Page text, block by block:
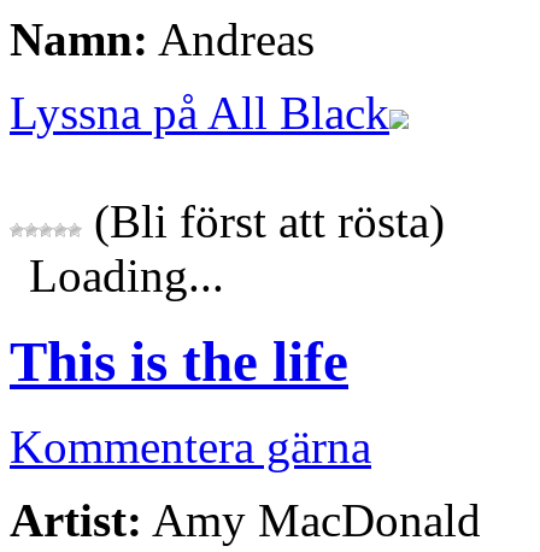
Namn: Andreas
Lyssna på All Black
(Bli först att rösta)
Loading...
This is the life
Kommentera gärna
Artist: Amy MacDonald